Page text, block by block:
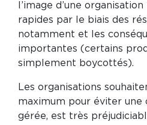
l’image d’une
rapides par le biais des
notamment et les
importantes (certains
simplement boycottés).
Les organisations
maximum pour éviter une
gérée, est très